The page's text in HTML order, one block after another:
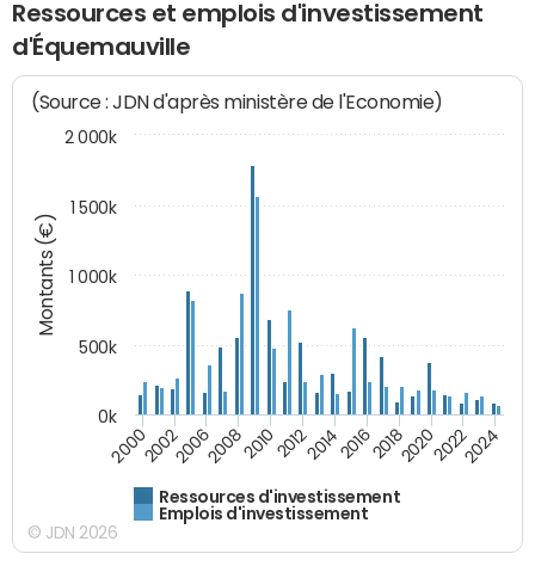
Ressources et emplois d'investissement
d'Équemauville
Montants (€)
(Source : JDN d'après ministère de l'Economie)
Ressources d'investissement
Emplois d'investissement
200020022006200820102012201420162018202020222024
0k
500k
1 000k
1 500k
2 000k
© JDN 2026